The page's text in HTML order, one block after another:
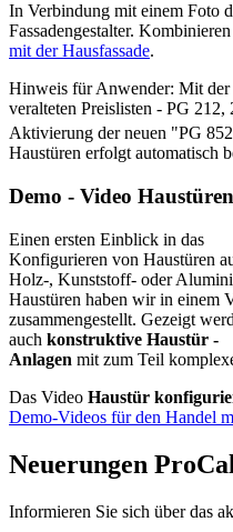
In Verbindung mit einem Foto
Fassadengestalter.
mit der Hausfassade.
Hinweis für Anwender: Mit
veralteten Preislisten - PG
Aktivierung der neuen "PG 852
Haustüren erfolgt automatisch
Demo - Video
Einen ersten Einblick in das
Konfigurieren von Haustüren
Holz-, Kunststoff- oder
Haustüren haben wir in einem
zusammengestellt. Gezeigt
auch konstruktive Haustür -
Anlagen mit zum Teil
Das Video Haustür
Demo-Videos für den Handel
Neuerungen
Informieren Sie sich über das